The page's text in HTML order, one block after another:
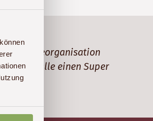
die Reiseorganisation
haben alle einen Super